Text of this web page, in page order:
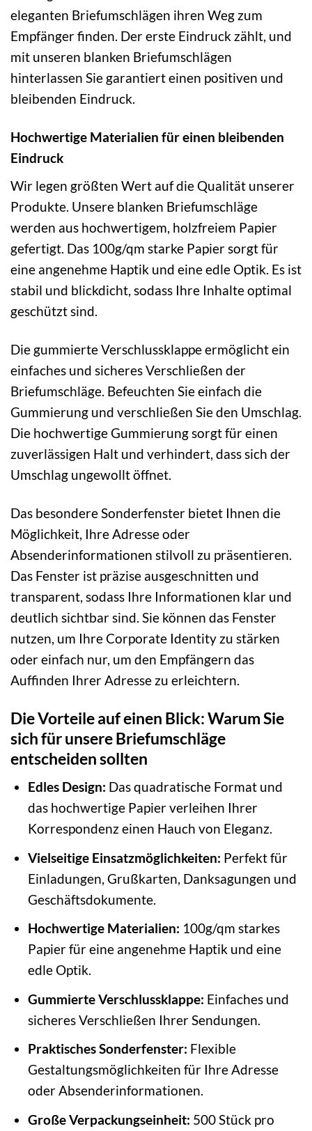
eleganten Briefumschlägen ihren Weg zum
Empfänger finden. Der erste Eindruck zählt, und
mit unseren blanken Briefumschlägen
hinterlassen Sie garantiert einen positiven und
bleibenden Eindruck.
Hochwertige Materialien für einen bleibenden
Eindruck
Wir legen größten Wert auf die Qualität unserer
Produkte. Unsere blanken Briefumschläge
werden aus hochwertigem, holzfreiem Papier
gefertigt. Das 100g/qm starke Papier sorgt für
eine angenehme Haptik und eine edle Optik. Es ist
stabil und blickdicht, sodass Ihre Inhalte optimal
geschützt sind.
Die gummierte Verschlussklappe ermöglicht ein
einfaches und sicheres Verschließen der
Briefumschläge. Befeuchten Sie einfach die
Gummierung und verschließen Sie den Umschlag.
Die hochwertige Gummierung sorgt für einen
zuverlässigen Halt und verhindert, dass sich der
Umschlag ungewollt öffnet.
Das besondere Sonderfenster bietet Ihnen die
Möglichkeit, Ihre Adresse oder
Absenderinformationen stilvoll zu präsentieren.
Das Fenster ist präzise ausgeschnitten und
transparent, sodass Ihre Informationen klar und
deutlich sichtbar sind. Sie können das Fenster
nutzen, um Ihre Corporate Identity zu stärken
oder einfach nur, um den Empfängern das
Auffinden Ihrer Adresse zu erleichtern.
Die Vorteile auf einen Blick: Warum Sie
sich für unsere Briefumschläge
entscheiden sollten
Edles Design: Das quadratische Format und
das hochwertige Papier verleihen Ihrer
Korrespondenz einen Hauch von Eleganz.
Vielseitige Einsatzmöglichkeiten: Perfekt für
Einladungen, Grußkarten, Danksagungen und
Geschäftsdokumente.
Hochwertige Materialien: 100g/qm starkes
Papier für eine angenehme Haptik und eine
edle Optik.
Gummierte Verschlussklappe: Einfaches und
sicheres Verschließen Ihrer Sendungen.
Praktisches Sonderfenster: Flexible
Gestaltungsmöglichkeiten für Ihre Adresse
oder Absenderinformationen.
Große Verpackungseinheit: 500 Stück pro